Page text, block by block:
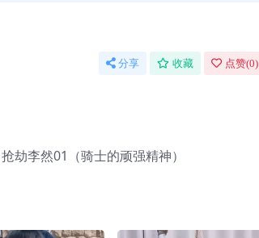
分享 收藏 点赞(0)
抢劫李然01（骑士的顽强精神）